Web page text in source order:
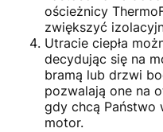
ościeżnicy
zwiększyć
Utracie ciepła
decydując się na
bramą lub drzwi
pozwalają one na
gdy chcą Państwo
motor.